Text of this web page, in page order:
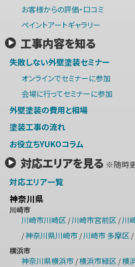
お客様からの評価・口コミ
ペイントアートギャラリー
工事内容を知る
失敗しない外壁塗装セミナー
オンラインでセミナーに参加
会場に行ってセミナーに参加
外壁塗装の費用と相場
塗装工事の流れ
お役立ちYUKOコラム
対応エリアを見る ※随時
対応エリア一覧
神奈川県
川崎市
川崎市川崎区/ 川崎市宮前区/ 川
/神奈川県川崎市/ 川崎市 多摩区/
横浜市
神奈川県横浜市/横浜市緑区/横